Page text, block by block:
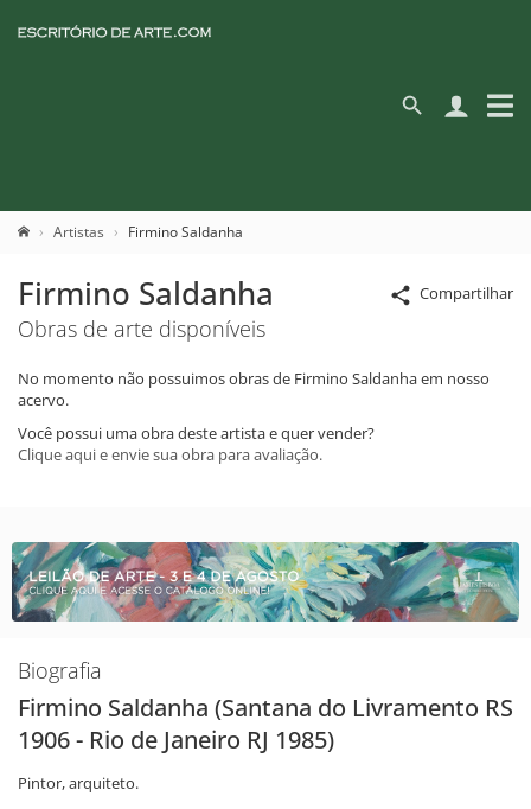
Artistas Firmino Saldanha
Compartilhar
Firmino Saldanha
Obras de arte disponíveis
No momento não possuimos obras de Firmino Saldanha em nosso
acervo.
Você possui uma obra deste artista e quer vender?
Clique aqui e envie sua obra para avaliação.
Biografia
Firmino Saldanha (Santana do Livramento RS
1906 - Rio de Janeiro RJ 1985)
Pintor, arquiteto.